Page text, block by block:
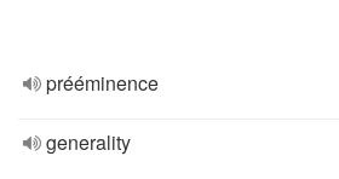
prééminence
generality